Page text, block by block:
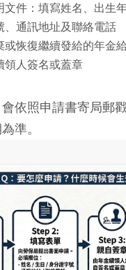
文件：填寫姓名、出生
、通訊地址及聯絡電話
或恢復繼續發給的年金
領人簽名或蓋章
依照申請書寄局郵
準。